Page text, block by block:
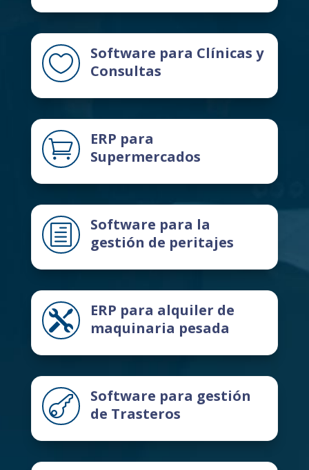

Software para Clínicas y
Consultas

ERP para
Supermercados
h
Software para la
gestión de peritajes

ERP para alquiler de
maquinaria pesada

Software para gestión
de Trasteros